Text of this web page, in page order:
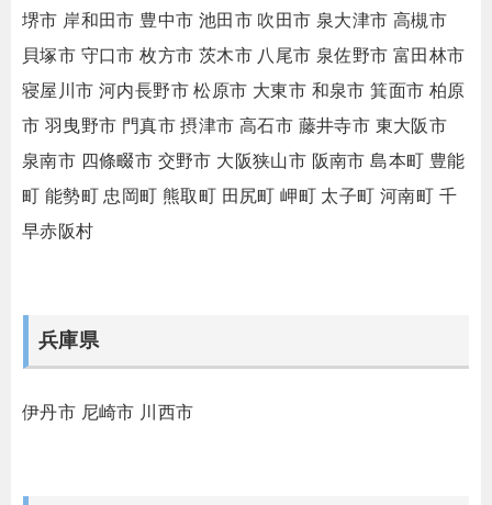
堺市 岸和田市 豊中市 池田市 吹田市 泉大津市 高槻市
貝塚市 守口市 枚方市 茨木市 八尾市 泉佐野市 富田林市
寝屋川市 河内長野市 松原市 大東市 和泉市 箕面市 柏原
市 羽曳野市 門真市 摂津市 高石市 藤井寺市 東大阪市
泉南市 四條畷市 交野市 大阪狭山市 阪南市 島本町 豊能
町 能勢町 忠岡町 熊取町 田尻町 岬町 太子町 河南町 千
早赤阪村
兵庫県
伊丹市 尼崎市 川西市